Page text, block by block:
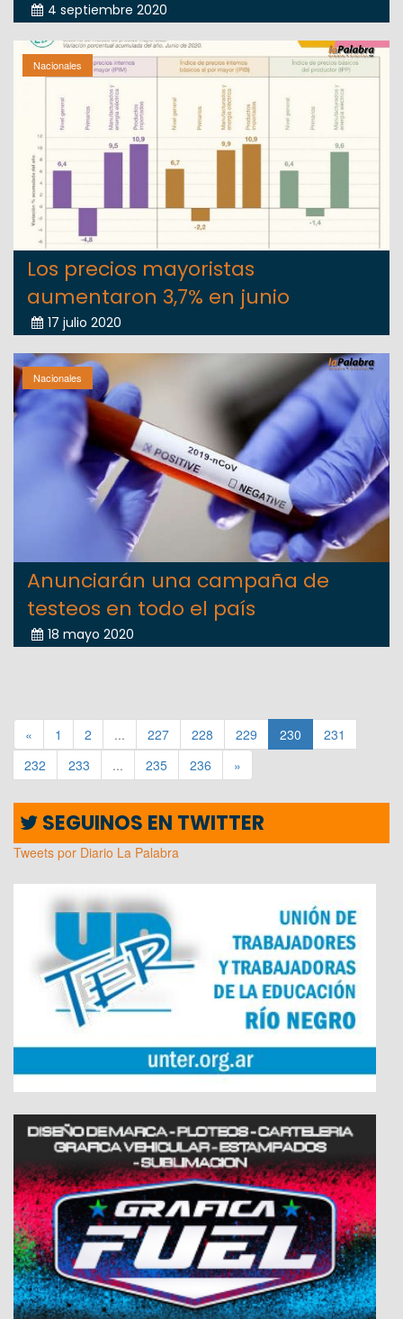
4 septiembre 2020
Nacionales
Los precios mayoristas
aumentaron 3,7% en junio
17 julio 2020
Nacionales
Anunciarán una campaña de
testeos en todo el país
18 mayo 2020
« 1 2 ... 227 228 229 230
231
232
233 ... 235 236 »
SEGUINOS EN TWITTER
Tweets por Diario La Palabra